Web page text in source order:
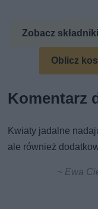
Zobacz
Oblicz
Komentarz
Kwiaty jadalne
ale również
~ Ewa